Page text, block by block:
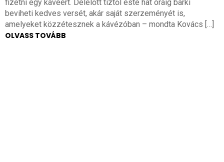
fizetni egy kávéért. Délelőtt tíztől este hat óráig bárki
beviheti kedves versét, akár saját szerzeményét is,
amelyeket közzétesznek a kávézóban – mondta Kovács […]
OLVASS TOVÁBB